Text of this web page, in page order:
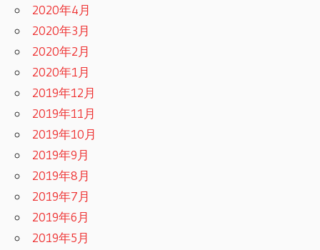
2020年4月
2020年3月
2020年2月
2020年1月
2019年12月
2019年11月
2019年10月
2019年9月
2019年8月
2019年7月
2019年6月
2019年5月